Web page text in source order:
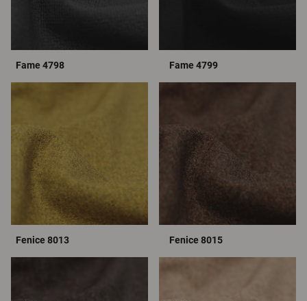
Fame 4798 Fame 4799
Fenice 8013 Fenice 8015